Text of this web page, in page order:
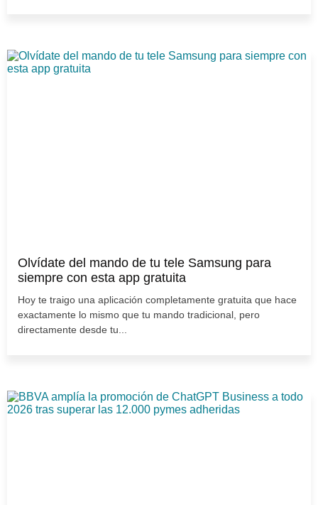
Olvídate del mando de tu tele Samsung para
siempre con esta app gratuita
Hoy te traigo una aplicación completamente gratuita que hace
exactamente lo mismo que tu mando tradicional, pero
directamente desde tu...